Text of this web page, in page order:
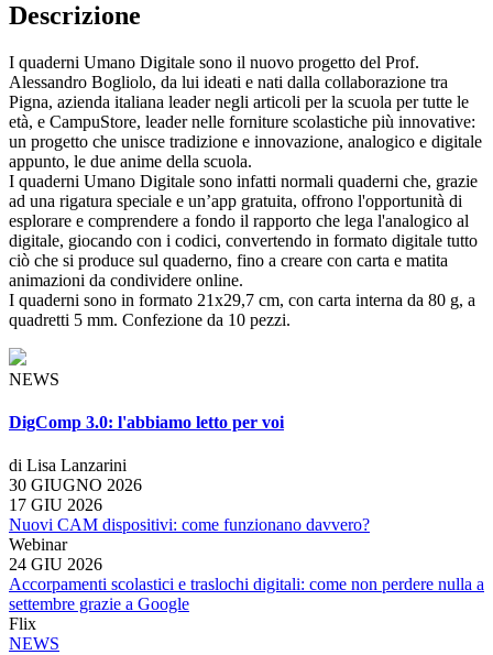
Descrizione
I quaderni Umano Digitale sono il nuovo progetto del Prof.
Alessandro Bogliolo, da lui ideati e nati dalla collaborazione tra
Pigna, azienda italiana leader negli articoli per la scuola per tutte le
età, e CampuStore, leader nelle forniture scolastiche più innovative:
un progetto che unisce tradizione e innovazione, analogico e digitale
appunto, le due anime della scuola.
I quaderni Umano Digitale sono infatti normali quaderni che, grazie
ad una rigatura speciale e un’app gratuita, offrono l'opportunità di
esplorare e comprendere a fondo il rapporto che lega l'analogico al
digitale, giocando con i codici, convertendo in formato digitale tutto
ciò che si produce sul quaderno, fino a creare con carta e matita
animazioni da condividere online.
I quaderni sono in formato 21x29,7 cm, con carta interna da 80 g, a
quadretti 5 mm. Confezione da 10 pezzi.
NEWS
DigComp 3.0: l'abbiamo letto per voi
di Lisa Lanzarini
30 GIUGNO 2026
17 GIU 2026
Nuovi CAM dispositivi: come funzionano davvero?
Webinar
24 GIU 2026
Accorpamenti scolastici e traslochi digitali: come non perdere nulla a
settembre grazie a Google
Flix
NEWS